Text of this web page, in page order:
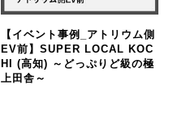
【イベント事例_アトリウム側
EV前】SUPER LOCAL KOC
HI (高知) ～どっぷりど級の極
上田舎～